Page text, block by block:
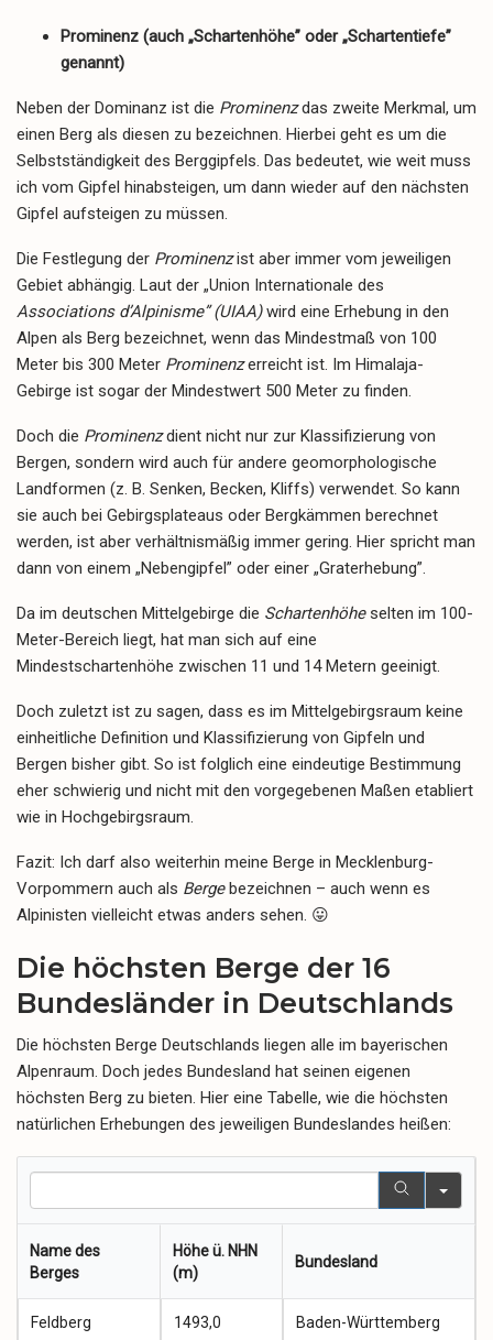
Prominenz (auch „Schartenhöhe” oder „Schartentiefe”
genannt)
Neben der Dominanz ist die Prominenzdas zweite Merkmal, um
einen Berg als diesen zu bezeichnen. Hierbei geht es um die
Selbstständigkeit des Berggipfels. Das bedeutet, wie weit muss
ich vom Gipfel hinabsteigen, um dann wieder auf den nächsten
Gipfel aufsteigen zu müssen.
Die Festlegung der Prominenzist aber immer vom jeweiligen
Gebiet abhängig. Laut der „Union Internationale des
Associations d’Alpinisme” (UIAA)wird eine Erhebung in den
Alpen als Berg bezeichnet, wenn das Mindestmaß von 100
Meter bis 300 Meter Prominenzerreicht ist. Im Himalaja-
Gebirge ist sogar der Mindestwert 500 Meter zu finden.
Doch die Prominenzdient nicht nur zur Klassifizierung von
Bergen, sondern wird auch für andere geomorphologische
Landformen (z. B. Senken, Becken, Kliffs) verwendet. So kann
sie auch bei Gebirgsplateaus oder Bergkämmen berechnet
werden, ist aber verhältnismäßig immer gering. Hier spricht man
dann von einem „Nebengipfel” oder einer „Graterhebung”.
Da im deutschen Mittelgebirge die Schartenhöheselten im 100-
Meter-Bereich liegt, hat man sich auf eine
Mindestschartenhöhe zwischen 11 und 14 Metern geeinigt.
Doch zuletzt ist zu sagen, dass es im Mittelgebirgsraum keine
einheitliche Definition und Klassifizierung von Gipfeln und
Bergen bisher gibt. So ist folglich eine eindeutige Bestimmung
eher schwierig und nicht mit den vorgegebenen Maßen etabliert
wie in Hochgebirgsraum.
Fazit: Ich darf also weiterhin meine Berge in Mecklenburg-
Vorpommern auch als Bergebezeichnen – auch wenn es
Alpinisten vielleicht etwas anders sehen. 😛
Die höchsten Berge der 16
Bundesländer in Deutschlands
Die höchsten Berge Deutschlands liegen alle im bayerischen
Alpenraum. Doch jedes Bundesland hat seinen eigenen
höchsten Berg zu bieten. Hier eine Tabelle, wie die höchsten
natürlichen Erhebungen des jeweiligen Bundeslandes heißen:
Name des
Berges
Höhe ü. NHN
(m)
Bundesland
Feldberg 1493,0 Baden-Württemberg